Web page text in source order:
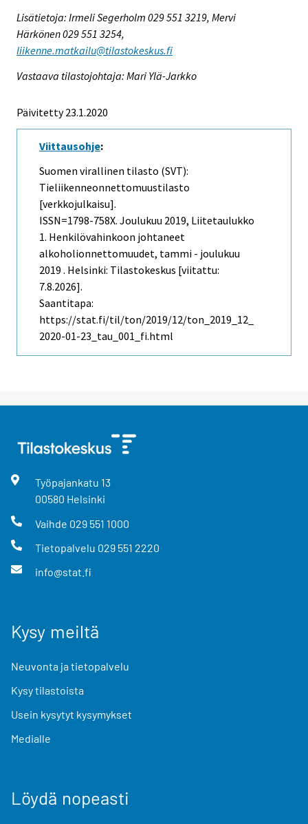
Lisätietoja: Irmeli Segerholm 029 551 3219, Mervi
Härkönen 029 551 3254,
liikenne.matkailu@tilastokeskus.fi
Vastaava tilastojohtaja: Mari Ylä-Jarkko
Päivitetty 23.1.2020
Viittausohje:
Suomen virallinen tilasto (SVT):
Tieliikenneonnettomuustilasto
[verkkojulkaisu].
ISSN=1798-758X. Joulukuu 2019, Liitetaulukko
1. Henkilövahinkoon johtaneet
alkoholionnettomuudet, tammi - joulukuu
2019 . Helsinki: Tilastokeskus [viitattu:
7.8.2026].
Saantitapa:
https://stat.fi/til/ton/2019/12/ton_2019_12_
2020-01-23_tau_001_fi.html
Työpajankatu 13
00580 Helsinki
Vaihde 029 551 1000
Tietopalvelu 029 551 2220
info@stat.fi
Kysy meiltä
Neuvonta ja tietopalvelu
Kysy tilastoista
Usein kysytyt kysymykset
Medialle
Löydä nopeasti